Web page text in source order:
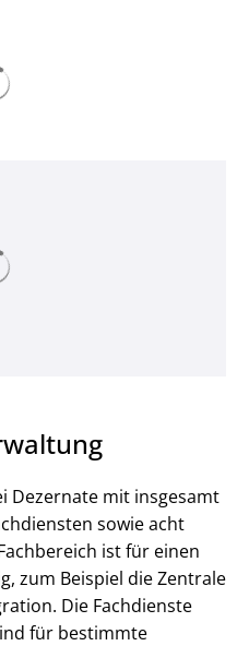
Dezernate mit insgesamt
sowie acht
ist für einen
zum Beispiel die Zentrale
Die Fachdienste
für bestimmte